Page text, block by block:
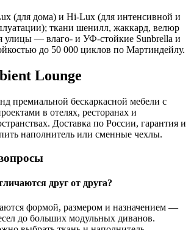
(для дома) и Hi-Lux (для интенсивной и
ткани шенилл, жаккард, велюр
улицы — влаго- и УФ-стойкие Sunbrella и
до 50 000 циклов по Мартиндейлу.
Lounge
премиальной бескаркасной мебели с
в отелях, ресторанах и
Доставка по России, гарантия и
наполнитель или сменные чехлы.
друг от друга?
формой, размером и назначением —
до больших модульных диванов.